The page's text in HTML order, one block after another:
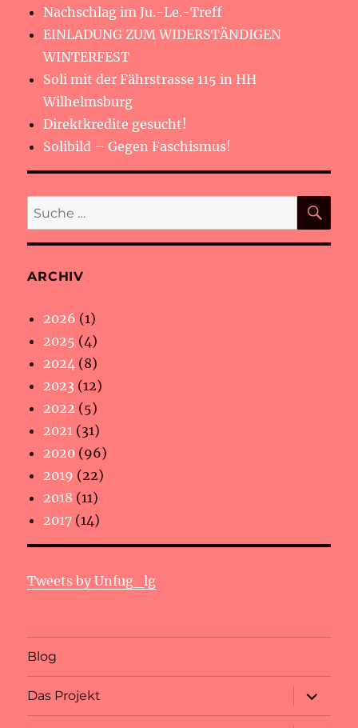
Nachschlag im Ju.-Le.-Treff
EINLADUNG ZUM WIDERSTÄNDIGEN
WINTERFEST
Soli mit der Fährstrasse 115 in HH
Wilhelmsburg
Direktkredite gesucht!
Solibild – Gegen Faschismus!
Suche
nach:
ARCHIV
2026 (1)
2025 (4)
2024 (8)
2023 (12)
2022 (5)
2021 (31)
2020 (96)
2019 (22)
2018 (11)
2017 (14)
Tweets by Unfug_lg
Blog
Das Projekt
anzeigen